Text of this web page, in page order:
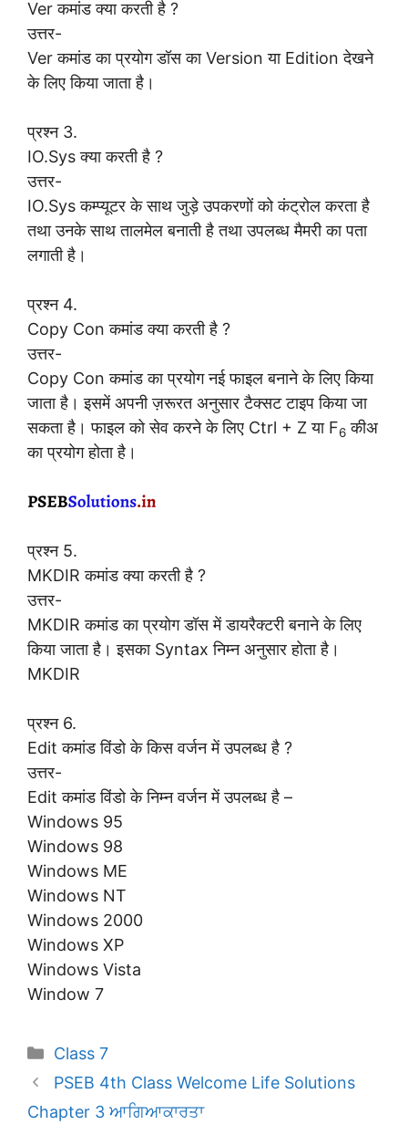
Ver कमांड क्या करती है ?
उत्तर-
Ver कमांड का प्रयोग डॉस का Version या Edition देखने
के लिए किया जाता है।
प्रश्न 3.
IO.Sys क्या करती है ?
उत्तर-
IO.Sys कम्प्यूटर के साथ जुड़े उपकरणों को कंट्रोल करता है
तथा उनके साथ तालमेल बनाती है तथा उपलब्ध मैमरी का पता
लगाती है।
प्रश्न 4.
Copy Con कमांड क्या करती है ?
उत्तर-
Copy Con कमांड का प्रयोग नई फाइल बनाने के लिए किया
जाता है। इसमें अपनी ज़रूरत अनुसार टैक्सट टाइप किया जा
सकता है। फाइल को सेव करने के लिए Ctrl + Z या F6 कीअ
का प्रयोग होता है।
प्रश्न 5.
MKDIR कमांड क्या करती है ?
उत्तर-
MKDIR कमांड का प्रयोग डॉस में डायरैक्टरी बनाने के लिए
किया जाता है। इसका Syntax निम्न अनुसार होता है।
MKDIR
प्रश्न 6.
Edit कमांड विंडो के किस वर्जन में उपलब्ध है ?
उत्तर-
Edit कमांड विंडो के निम्न वर्जन में उपलब्ध है –
Windows 95
Windows 98
Windows ME
Windows NT
Windows 2000
Windows XP
Windows Vista
Window 7
Categories
Class 7
PSEB 4th Class Welcome Life Solutions
Chapter 3 ਆਗਿਆਕਾਰਤਾ